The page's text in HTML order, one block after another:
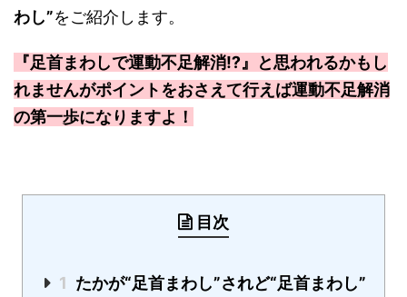
わし”をご紹介します。
『足首まわしで運動不足解消⁉』と思われるかもし
れませんがポイントをおさえて行えば運動不足解消
の第一歩になりますよ！
目次
1 たかが“足首まわし”されど“足首まわし”